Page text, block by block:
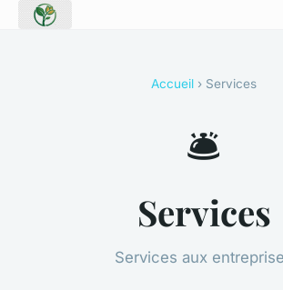
Accueil › Services
🛎️
Services
Services aux